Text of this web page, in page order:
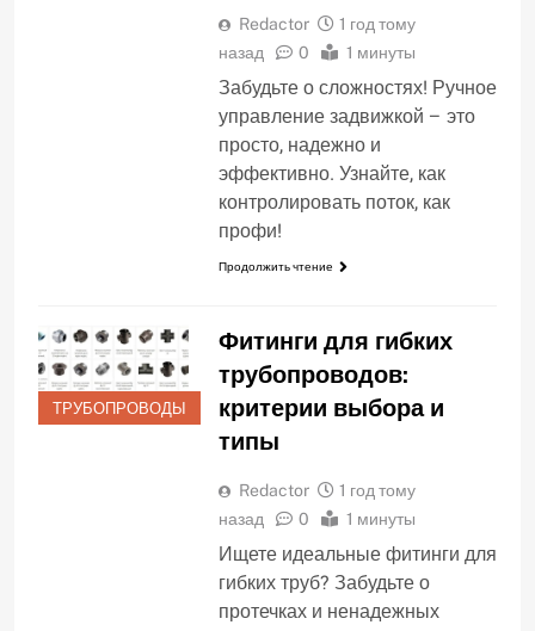
Redactor
1 год тому
назад
0 1 минуты
Забудьте о сложностях! Ручное
управление задвижкой – это
просто, надежно и
эффективно. Узнайте, как
контролировать поток, как
профи!
Продолжить чтение
ТРУБОПРОВОДЫ
Фитинги для гибких
трубопроводов:
критерии выбора и
типы
Redactor
1 год тому
назад
0 1 минуты
Ищете идеальные фитинги для
гибких труб? Забудьте о
протечках и ненадежных